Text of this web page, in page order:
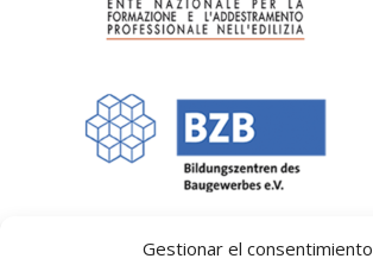
Gestionar el consentimiento